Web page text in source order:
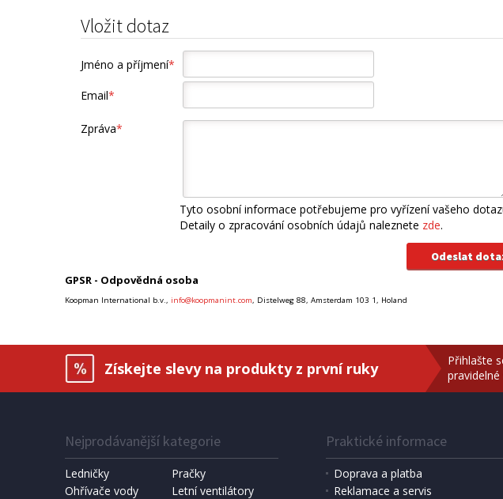
Vložit dotaz
Jméno a příjmení*
Email*
Zpráva*
Tyto osobní informace potřebujeme pro vyřízení vašeho
Detaily o zpracování osobních údajů naleznete zde.
GPSR - Odpovědná osoba
Koopman International b.v., info@koopmanint.com, Distelweg 88, Amsterdam 103 1, Holand
Získejte slevy na produkty z první ruky
Přihlašte
Nejprodávanější kategorie
Ledničky
Pračky
Ohřívače vody
Letní ventilátory
Praktické informace
Doprava a platba
Reklamace a servis